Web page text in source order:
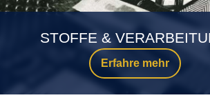
Erfahre mehr
STOFFE &